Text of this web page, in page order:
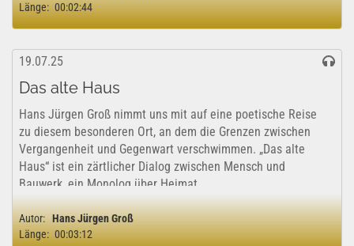
Länge: 00:02:44
19.07.25
Das alte Haus
Hans Jürgen Groß nimmt uns mit auf eine poetische Reise
zu diesem besonderen Ort, an dem die Grenzen zwischen
Vergangenheit und Gegenwart verschwimmen. „Das alte
Haus“ ist ein zärtlicher Dialog zwischen Mensch und
Bauwerk, ein Monolog über Heimat,...
Autor: Hans Jürgen Groß
Länge: 00:03:12